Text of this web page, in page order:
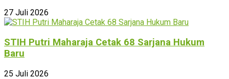
27 Juli 2026
STIH Putri Maharaja Cetak 68 Sarjana Hukum
Baru
25 Juli 2026